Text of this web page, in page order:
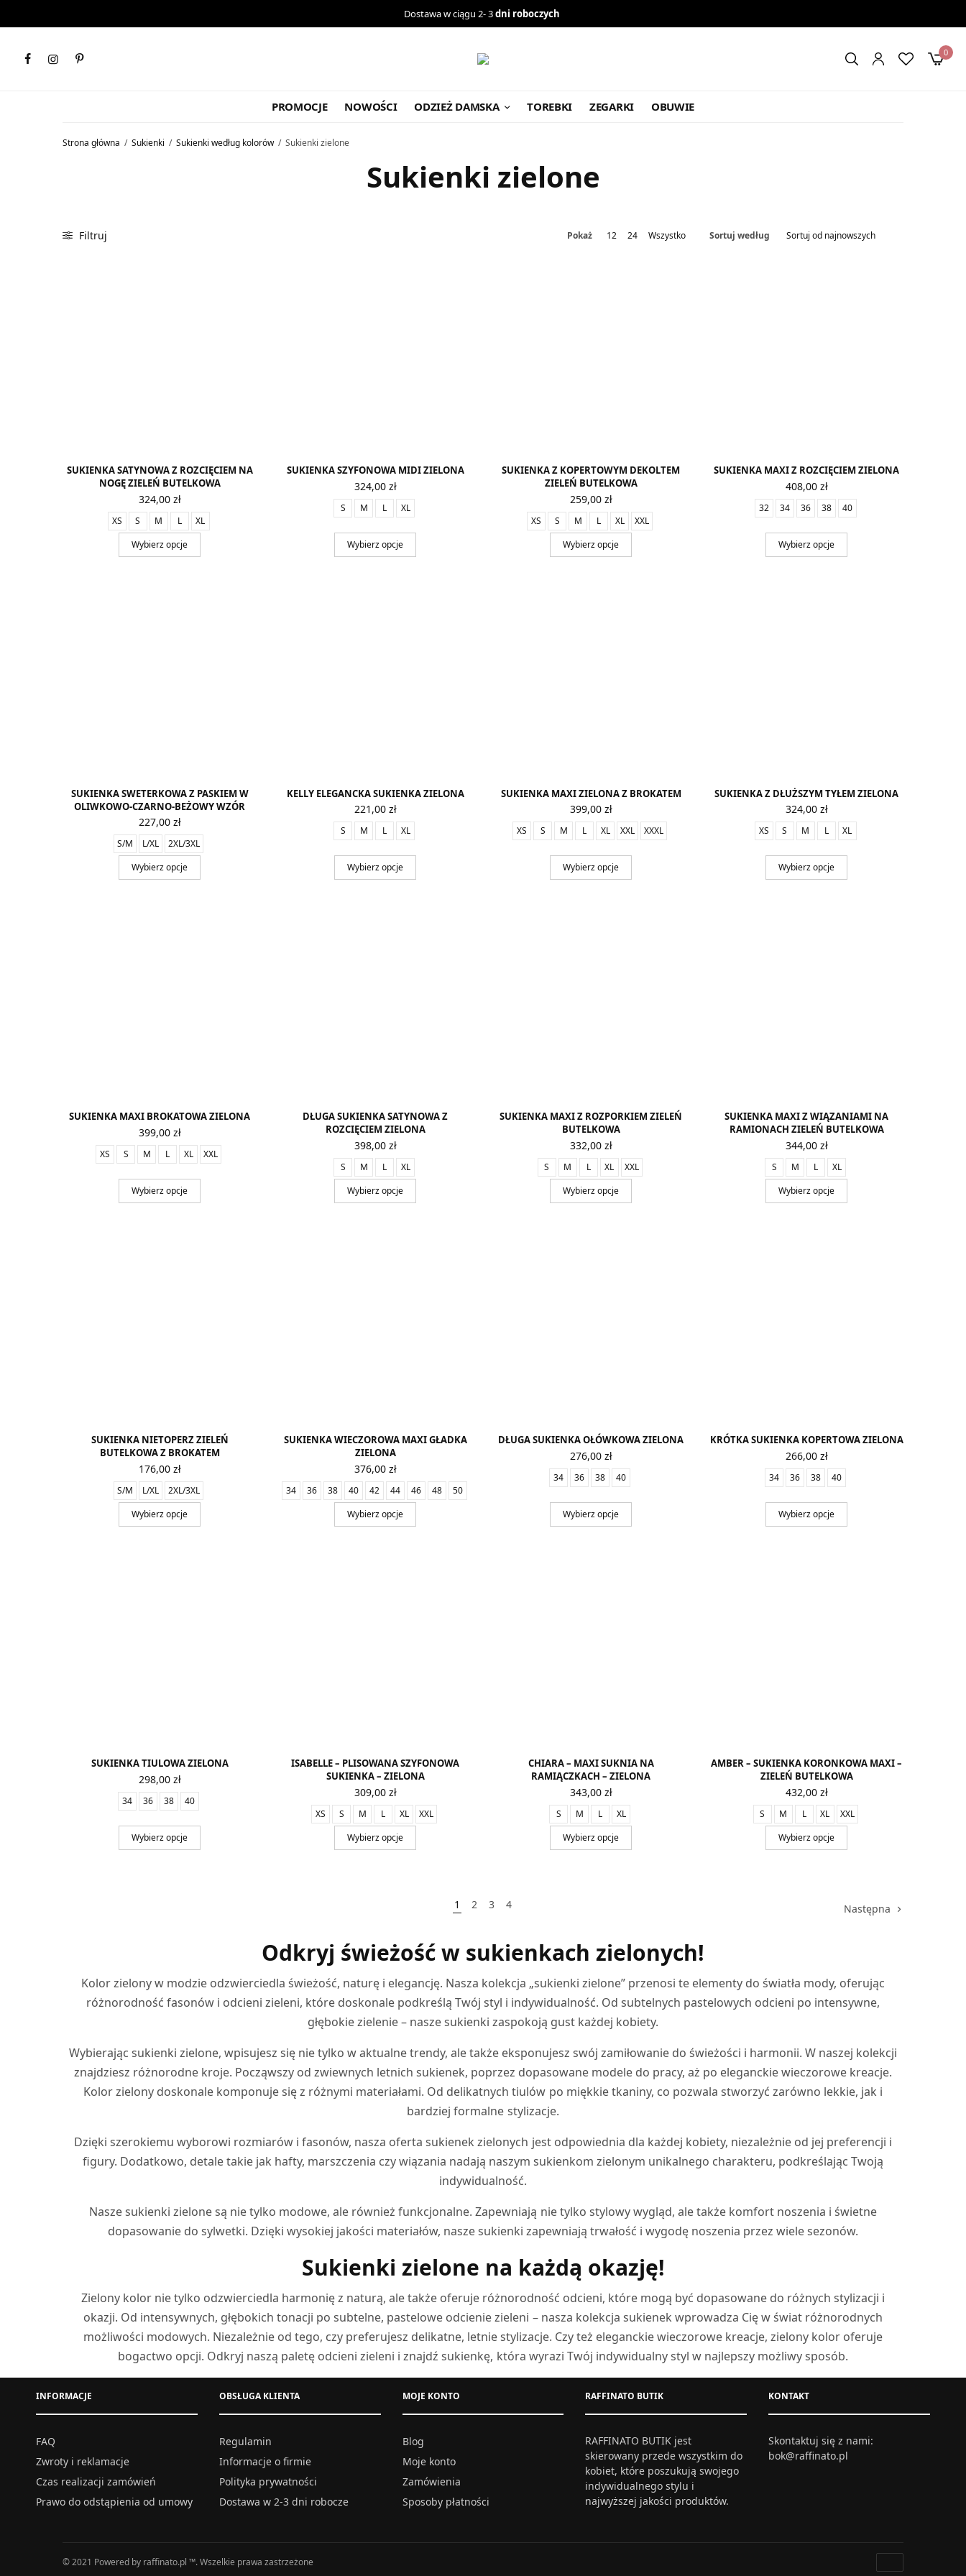
Dostawa w ciągu 2- 3dni roboczych
0
PROMOCJE NOWOŚCI ODZIEŻ DAMSKA TOREBKI ZEGARKI OBUWIE
Strona główna / Sukienki / Sukienki według kolorów / Sukienki zielone
Sukienki zielone
Filtruj Pokaż 12 24 Wszystko Sortuj według
SUKIENKA SATYNOWA Z ROZCIĘCIEM NA
NOGĘ ZIELEŃ BUTELKOWA
324,00 zł
XS S M L
XL
Wybierz opcje
SUKIENKA SZYFONOWA MIDI ZIELONA
324,00 zł
S M L XL
Wybierz opcje
SUKIENKA Z KOPERTOWYM DEKOLTEM
ZIELEŃ BUTELKOWA
259,00 zł
XS S M L XL
XXL
Wybierz opcje
SUKIENKA MAXI Z ROZCIĘCIEM ZIELONA
408,00 zł
32 34 36 38 40
Wybierz opcje
SUKIENKA SWETERKOWA Z PASKIEM W
OLIWKOWO-CZARNO-BEŻOWY WZÓR
227,00 zł
S/M L/XL
2XL/3XL
Wybierz opcje
KELLY ELEGANCKA SUKIENKA ZIELONA
221,00 zł
S M L XL
Wybierz opcje
SUKIENKA MAXI ZIELONA Z BROKATEM
399,00 zł
XS S M L XL XXL XXXL
Wybierz opcje
SUKIENKA Z DŁUŻSZYM TYŁEM ZIELONA
324,00 zł
XS S M L XL
Wybierz opcje
SUKIENKA MAXI BROKATOWA ZIELONA
399,00 zł
XS S M L XL XXL
Wybierz opcje
DŁUGA SUKIENKA SATYNOWA Z
ROZCIĘCIEM ZIELONA
398,00 zł
S M L
XL
Wybierz opcje
SUKIENKA MAXI Z ROZPORKIEM ZIELEŃ
BUTELKOWA
332,00 zł
S M L XL
XXL
Wybierz opcje
SUKIENKA MAXI Z WIĄZANIAMI NA
RAMIONACH ZIELEŃ BUTELKOWA
344,00 zł
S M L
XL
Wybierz opcje
SUKIENKA NIETOPERZ ZIELEŃ
BUTELKOWA Z BROKATEM
176,00 zł
S/M L/XL
2XL/3XL
Wybierz opcje
SUKIENKA WIECZOROWA MAXI GŁADKA
ZIELONA
376,00 zł
34 36 38 40 42 44 46 48
50
Wybierz opcje
DŁUGA SUKIENKA OŁÓWKOWA ZIELONA
276,00 zł
34 36 38 40
Wybierz opcje
KRÓTKA SUKIENKA KOPERTOWA ZIELONA
266,00 zł
34 36 38 40
Wybierz opcje
SUKIENKA TIULOWA ZIELONA
298,00 zł
34 36 38 40
Wybierz opcje
ISABELLE – PLISOWANA SZYFONOWA
SUKIENKA – ZIELONA
309,00 zł
XS S M L XL
XXL
Wybierz opcje
CHIARA – MAXI SUKNIA NA
RAMIĄCZKACH – ZIELONA
343,00 zł
S M L
XL
Wybierz opcje
AMBER – SUKIENKA KORONKOWA MAXI –
ZIELEŃ BUTELKOWA
432,00 zł
S M L XL
XXL
Wybierz opcje
1 2 3 4 Następna
Odkryj świeżość w sukienkach zielonych!
Kolor zielony w modzie odzwierciedla świeżość, naturę i elegancję. Nasza kolekcja „sukienki zielone” przenosi te elementy do światła mody, oferując
różnorodność fasonów i odcieni zieleni, które doskonale podkreślą Twój styl i indywidualność. Od subtelnych pastelowych odcieni po intensywne,
głębokie zielenie – nasze sukienki zaspokoją gust każdej kobiety.
Wybierając sukienki zielone, wpisujesz się nie tylko w aktualne trendy, ale także eksponujesz swój zamiłowanie do świeżości i harmonii. W naszej kolekcji
znajdziesz różnorodne kroje. Począwszy od zwiewnych letnich sukienek, poprzez dopasowane modele do pracy, aż po eleganckie wieczorowe kreacje.
Kolor zielony doskonale komponuje się z różnymi materiałami. Od delikatnych tiulów po miękkie tkaniny, co pozwala stworzyć zarówno lekkie, jak i
bardziej formalne stylizacje.
Dzięki szerokiemu wyborowi rozmiarów i fasonów, nasza oferta sukienek zielonych jest odpowiednia dla każdej kobiety, niezależnie od jej preferencji i
figury. Dodatkowo, detale takie jak hafty, marszczenia czy wiązania nadają naszym sukienkom zielonym unikalnego charakteru, podkreślając Twoją
indywidualność.
Nasze sukienki zielone są nie tylko modowe, ale również funkcjonalne. Zapewniają nie tylko stylowy wygląd, ale także komfort noszenia i świetne
dopasowanie do sylwetki. Dzięki wysokiej jakości materiałów, nasze sukienki zapewniają trwałość i wygodę noszenia przez wiele sezonów.
Sukienki zielone na każdą okazję!
Zielony kolor nie tylko odzwierciedla harmonię z naturą, ale także oferuje różnorodność odcieni, które mogą być dopasowane do różnych stylizacji i
okazji. Od intensywnych, głębokich tonacji po subtelne, pastelowe odcienie zieleni – nasza kolekcja sukienek wprowadza Cię w świat różnorodnych
możliwości modowych. Niezależnie od tego, czy preferujesz delikatne, letnie stylizacje. Czy też eleganckie wieczorowe kreacje, zielony kolor oferuje
bogactwo opcji. Odkryj naszą paletę odcieni zieleni i znajdź sukienkę, która wyrazi Twój indywidualny styl w najlepszy możliwy sposób.
INFORMACJE
FAQ
Zwroty i reklamacje
Czas realizacji zamówień
Prawo do odstąpienia od umowy
OBSŁUGA KLIENTA
Regulamin
Informacje o firmie
Polityka prywatności
Dostawa w 2-3 dni robocze
MOJE KONTO
Blog
Moje konto
Zamówienia
Sposoby płatności
RAFFINATO BUTIK
RAFFINATO BUTIK jest
skierowany przede wszystkim do
kobiet, które poszukują swojego
indywidualnego stylu i
najwyższej jakości produktów.
KONTAKT
Skontaktuj się z nami:
bok@raffinato.pl
© 2021 Powered by raffinato.pl ™. Wszelkie prawa zastrzeżone